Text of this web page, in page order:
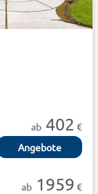
ab 402 €
Angebote
ab 1959 €